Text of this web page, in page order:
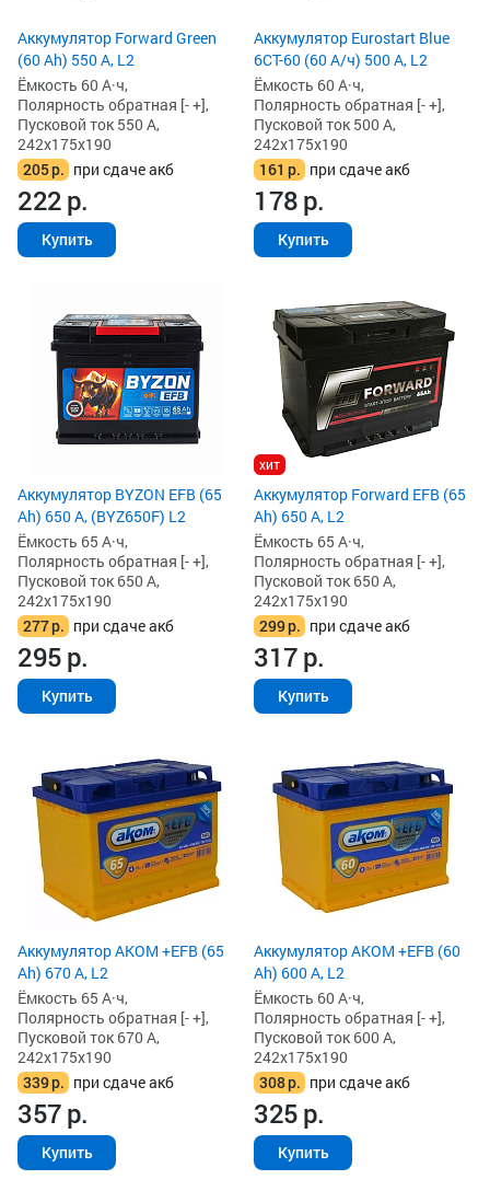
Аккумулятор Forward Green
(60 Ah) 550 А, L2
Ёмкость 60 А·ч,
Полярность обратная [- +],
Пусковой ток 550 А,
242x175x190
205р. при сдаче акб
222р.
Купить
Аккумулятор Eurostart Blue
6CT-60 (60 А/ч) 500 А, L2
Ёмкость 60 А·ч,
Полярность обратная [- +],
Пусковой ток 500 А,
242x175x190
161 р. при сдаче акб
178р.
Купить
Аккумулятор BYZON EFB (65
Ah) 650 А, (BYZ650F) L2
Ёмкость 65 А·ч,
Полярность обратная [- +],
Пусковой ток 650 А,
242x175x190
277р. при сдаче акб
295р.
Купить
хит
Аккумулятор Forward EFB (65
Ah) 650 А, L2
Ёмкость 65 А·ч,
Полярность обратная [- +],
Пусковой ток 650 А,
242x175x190
299р. при сдаче акб
317р.
Купить
Аккумулятор AKOM +EFB (65
Ah) 670 А, L2
Ёмкость 65 А·ч,
Полярность обратная [- +],
Пусковой ток 670 А,
242x175x190
339р. при сдаче акб
357р.
Купить
Аккумулятор AKOM +EFB (60
Ah) 600 А, L2
Ёмкость 60 А·ч,
Полярность обратная [- +],
Пусковой ток 600 А,
242x175x190
308р. при сдаче акб
325р.
Купить